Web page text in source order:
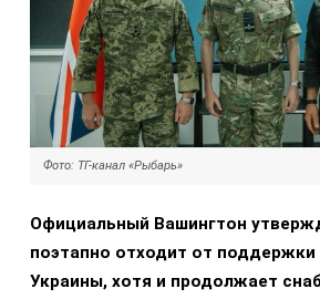
Фото: ТГ-канал «Рыбарь»
Официальный Вашингтон
поэтапно отходит от
Украины, хотя и продолжает